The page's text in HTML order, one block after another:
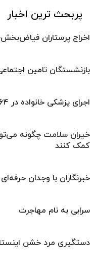
پربحث ترین اخبار
اخراج پرستاران
بازنشستگان تامین
اجرای پزشکی خانواده در ۶۴ شبکه منتخب کشور تا پایان سال
خیران سلامت چگونه
کمک کنند
خبرنگاران با وجدان
سرابی به نام مهاجرت
دستگیری مرد خشن